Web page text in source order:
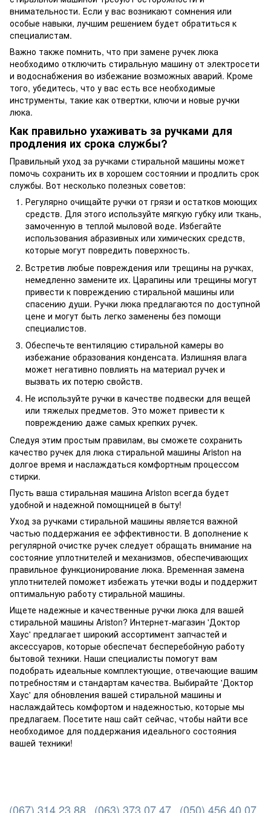
внимательности. Если у вас возникают сомнения или
особые навыки, лучшим решением будет обратиться к
специалистам.
Важно также помнить, что при замене ручек люка
необходимо отключить стиральную машину от электросети
и водоснабжения во избежание возможных аварий. Кроме
того, убедитесь, что у вас есть все необходимые
инструменты, такие как отвертки, ключи и новые ручки
люка.
Как правильно ухаживать за ручками для
продления их срока службы?
Правильный уход за ручками стиральной машины может
помочь сохранить их в хорошем состоянии и продлить срок
службы. Вот несколько полезных советов:
Регулярно очищайте ручки от грязи и остатков моющих
средств. Для этого используйте мягкую губку или ткань,
замоченную в теплой мыловой воде. Избегайте
использования абразивных или химических средств,
которые могут повредить поверхность.
Встретив любые повреждения или трещины на ручках,
немедленно замените их. Царапины или трещины могут
привести к повреждению стиральной машины или
спасению души. Ручки люка предлагаются по доступной
цене и могут быть легко заменены без помощи
специалистов.
Обеспечьте вентиляцию стиральной камеры во
избежание образования конденсата. Излишняя влага
может негативно повлиять на материал ручек и
вызвать их потерю свойств.
Не используйте ручки в качестве подвески для вещей
или тяжелых предметов. Это может привести к
повреждению даже самых крепких ручек.
Следуя этим простым правилам, вы сможете сохранить
качество ручек для люка стиральной машины Ariston на
долгое время и наслаждаться комфортным процессом
стирки.
Пусть ваша стиральная машина Ariston всегда будет
удобной и надежной помощницей в быту!
Уход за ручками стиральной машины является важной
частью поддержания ее эффективности. В дополнение к
регулярной очистке ручек следует обращать внимание на
состояние уплотнителей и механизмов, обеспечивающих
правильное функционирование люка. Временная замена
уплотнителей поможет избежать утечки воды и поддержит
оптимальную работу стиральной машины.
Ищете надежные и качественные ручки люка для вашей
стиральной машины Ariston? Интернет-магазин 'Доктор
Хаус' предлагает широкий ассортимент запчастей и
аксессуаров, которые обеспечат бесперебойную работу
бытовой техники. Наши специалисты помогут вам
подобрать идеальные комплектующие, отвечающие вашим
потребностям и стандартам качества. Выбирайте 'Доктор
Хаус' для обновления вашей стиральной машины и
наслаждайтесь комфортом и надежностью, которые мы
предлагаем. Посетите наш сайт сейчас, чтобы найти все
необходимое для поддержания идеального состояния
вашей техники!
(067) 314 23 88 (063) 373 07 47 (050) 456 40 07